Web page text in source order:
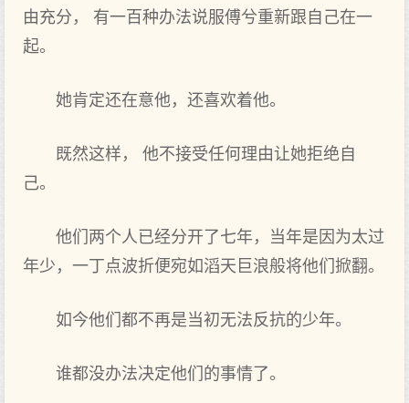
由充分， 有一百种办法说服傅兮重新跟自己在一
起。
她肯定还在意他，还喜欢着他。
既然这样， 他不接受任何理由让她拒绝自
己。
他们两个人已经分开了七年，当年是因为太过
年少，一丁点波折便宛如滔天巨浪般将他们掀翻。
如今他们都不再是当初无法反抗的少年。
谁都没办法决定他们的事情了。